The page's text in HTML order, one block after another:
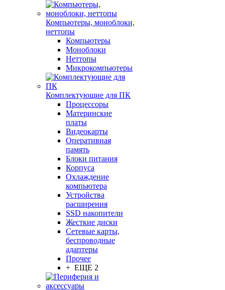
Компьютеры, моноблоки,
неттопы
Компьютеры
Моноблоки
Неттопы
Микрокомпьютеры
Комплектующие для ПК
Процессоры
Материнские
платы
Видеокарты
Оперативная
память
Блоки питания
Корпуса
Охлаждение
компьютера
Устройства
расширения
SSD накопители
Жесткие диски
Сетевые карты,
беспроводные
адаптеры
Прочее
+ ЕЩЕ 2